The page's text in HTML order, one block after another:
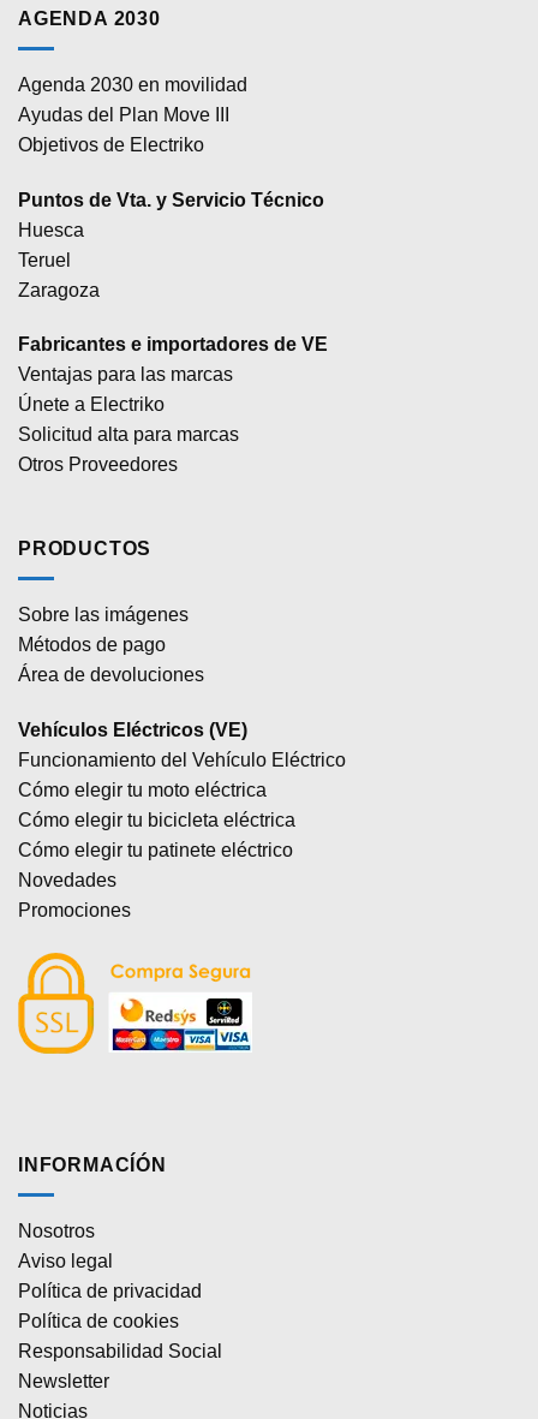
AGENDA 2030
Agenda 2030 en movilidad
Ayudas del Plan Move III
Objetivos de Electriko
Puntos de Vta. y Servicio Técnico
Huesca
Teruel
Zaragoza
Fabricantes e importadores de VE
Ventajas para las marcas
Únete a Electriko
Solicitud alta para marcas
Otros Proveedores
PRODUCTOS
Sobre las imágenes
Métodos de pago
Área de devoluciones
Vehículos Eléctricos (VE)
Funcionamiento del Vehículo Eléctrico
Cómo elegir tu moto eléctrica
Cómo elegir tu bicicleta eléctrica
Cómo elegir tu patinete eléctrico
Novedades
Promociones
INFORMACÍÓN
Nosotros
Aviso legal
Política de privacidad
Política de cookies
Responsabilidad Social
Newsletter
Noticias